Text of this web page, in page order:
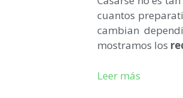
cuantos
cambian
mostramos los
Leer más